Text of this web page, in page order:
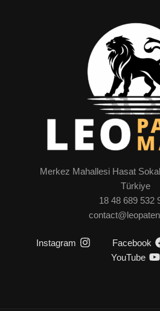
Merkez Mahallesi Hasat
Türkiye
Facebook
Instagram
YouTube